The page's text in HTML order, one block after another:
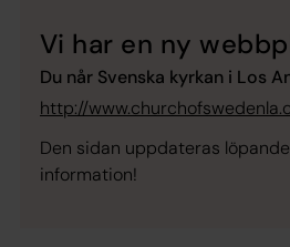
Vi har en ny
Du når Svenska kyrkan i Los
http://
Den sidan uppdateras
information!